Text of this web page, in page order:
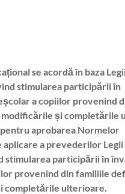
se acordă în baza
stimularea participării în
a copiilor provenind
și completările
aprobarea Normelor
aplicare a prevederilor Legii
stimularea participării în
provenind din familiile
completările ulterioare.